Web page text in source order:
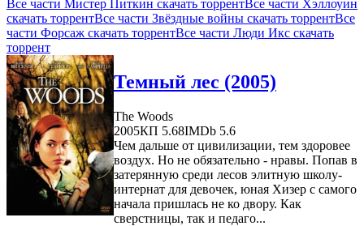
Все части Мистер Питкин скачать торрентВсе части Хэллоуин
скачать торрентВсе части Звёздные войны скачать торрентВсе
части Форсаж скачать торрентВсе части Люди Икс скачать
торрент
Темный лес (2005)
The Woods
2005КП 5.68IMDb 5.6
Чем дальше от цивилизации, тем здоровее
воздух. Но не обязательно - нравы. Попав в
затерянную среди лесов элитную школу-
интернат для девочек, юная Хизер с самого
начала пришлась не ко двору. Как
сверстницы, так и педаго...